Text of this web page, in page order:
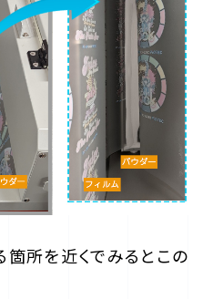
箇所を近くでみるとこの